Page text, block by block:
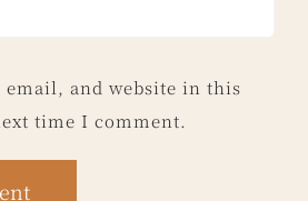
email, and website in this
time I comment.